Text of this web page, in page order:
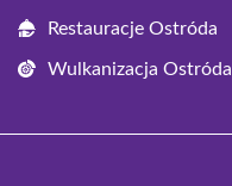
Restauracje Ostróda
Wulkanizacja Ostróda